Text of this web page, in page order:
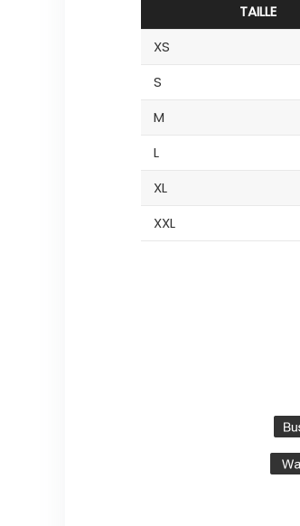
TAILLE
XS
S
M
L
XL
XXL